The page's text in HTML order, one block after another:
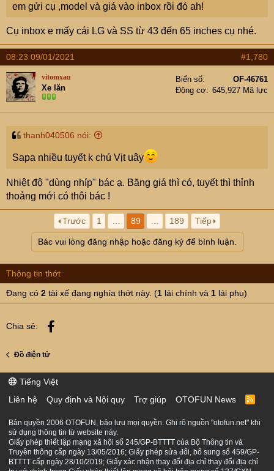
em gửi cụ ,model và giá vào inbox rồi đó ah!
Cụ inbox e mấy cái LG và SS từ 43 đến 65 inches cụ nhé.
08:23 09/01/2021 #1,780
vitomxau
Xe lăn
Biển số
OF-46761
Động cơ
645,927 Mã lực
thanh040506 nói:
Sapa nhiều tuyết k chú Vịt uây
Nhiệt độ "dùng nhíp" bác ạ. Băng giá thì có, tuyết thì thỉnh
thoảng mới có thôi bác !
Trước 1 89 189 Tiếp
Bác vui lòng đăng nhập hoặc đăng ký để bình luận.
Thông tin thớt
Đang có 2 tài xế đang nghía thớt này. (1 lái chính và 1 lái phụ)
Chia sẻ:
Đồ điện tử
Tiếng Việt
Liên hệ
Quy định và Nội quy Trợ giúp OTOFUN News
R
S
Bản quyền 2006 OTOFUN, bảo lưu mọi quyền. Ghi rõ nguồn "otofun.net" khi
sử dụng thông tin từ website này.
Giấy phép thiết lập mạng xã hội số 245/GP-BTTTT của Bộ Thông tin và
Truyền thông cấp ngày 13/05/2016; Giấy phép sửa đổi, bổ sung số 459/GP-
BTTTT cấp ngày 28/10/2019; Giấy xác nhận thay đổi địa chỉ thay đổi địa chỉ